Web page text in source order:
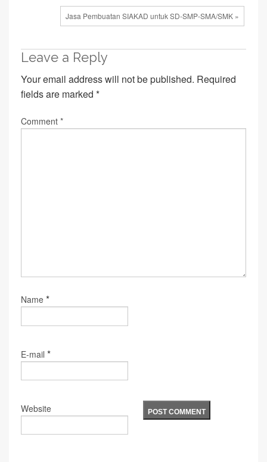
Jasa Pembuatan SIAKAD untuk SD-SMP-SMA/SMK »
Leave a Reply
Your email address will not be published. Required
fields are marked *
Comment *
Name *
E-mail *
Website